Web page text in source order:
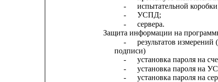
-
испытательной
-
УСПД;
-
сервера.
Защита информации на
-
результатов
подписи)
-
установка пароля на
-
установка пароля на
-
установка пароля на